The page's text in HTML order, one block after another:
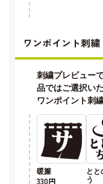
ワンポイント刺繍
刺繍プレビュー
品ではご選択い
ワンポイント刺
暖簾
330円
とと
う